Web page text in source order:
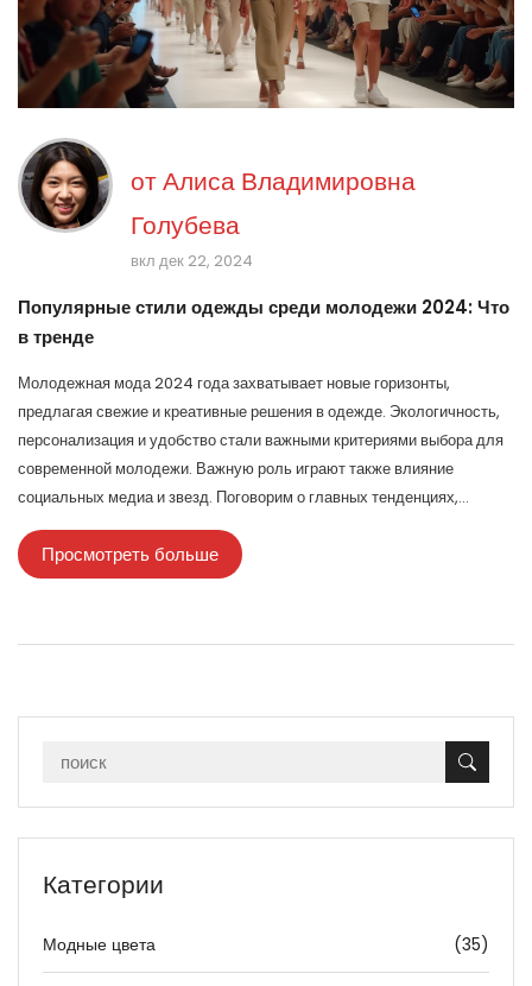
отАлиса Владимировна
Голубева
вкл дек 22, 2024
Популярные стили одежды среди молодежи 2024: Что
в тренде
Молодежная мода 2024 года захватывает новые горизонты,
предлагая свежие и креативные решения в одежде. Экологичность,
персонализация и удобство стали важными критериями выбора для
современной молодежи. Важную роль играют также влияние
социальных медиа и звезд. Поговорим о главных тенденциях,
которые определяют стиль нынешнего поколения.
Просмотреть больше
Категории
Модные цвета (35)